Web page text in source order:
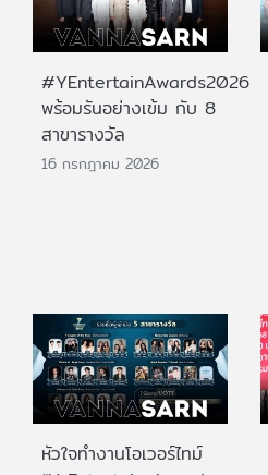
#YEntertainAwards2026
พร้อมรันอย่างเข้ม กับ 8
สาขารางวัล
16 กรกฎาคม 2026
หัวใจทำงานโอเวอร์ไทม์